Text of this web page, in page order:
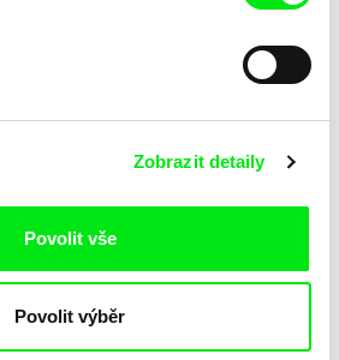
Zobrazit detaily
Povolit vše
Povolit výběr
Taye Cimon, Pierre Coëz,
Manuarii Morel, Romain